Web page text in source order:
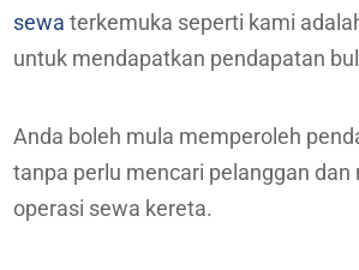
sewa terkemuka seperti kami
untuk mendapatkan pendapatan
Anda boleh mula memperoleh
tanpa perlu mencari pelanggan dan
operasi sewa kereta.